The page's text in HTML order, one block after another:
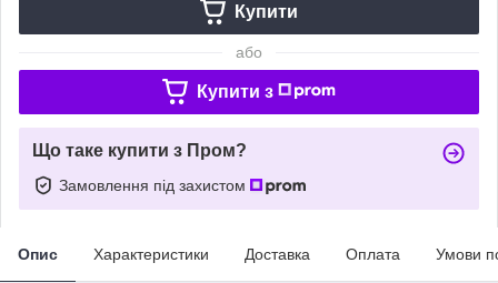
Купити
або
Купити з
Що таке купити з Пром?
Замовлення під захистом
Опис Характеристики Доставка Оплата Умови